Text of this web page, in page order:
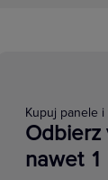
Kupuj panele
Odbierz
nawet 1